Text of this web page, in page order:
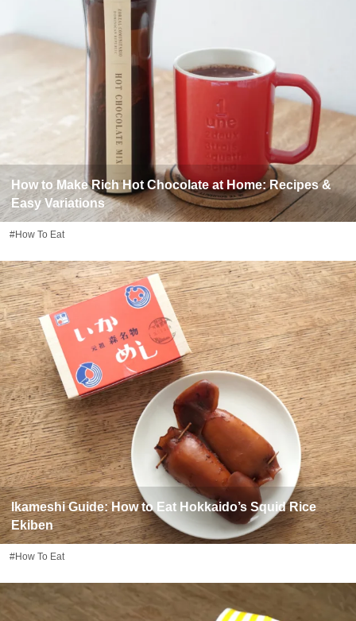
How to Make Rich Hot Chocolate at Home: Recipes &
Easy Variations
#How To Eat
Ikameshi Guide: How to Eat Hokkaido’s Squid Rice
Ekiben
#How To Eat